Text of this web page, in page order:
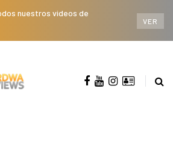
nuestros videos de
VER